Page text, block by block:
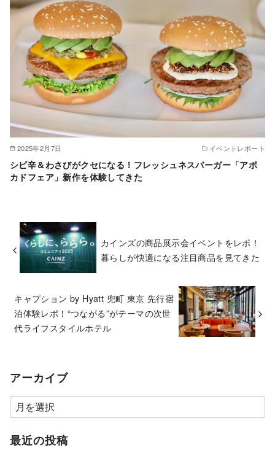
2025年2月7日 イベントレポート
シビ辛＆わさびがクセになる！フレッシュネスバーガー「アボ
カドフェア」新作を体験してきた
カインズの商品展示会イベントをレポ！
暮らしが快適になる注目商品を見てきた
キャプション by Hyatt 兜町 東京 先行宿
泊体験レポ！“つながる”がテーマの次世
代ライフスタイルホテル
アーカイブ
ア
ー
カ
最近の投稿